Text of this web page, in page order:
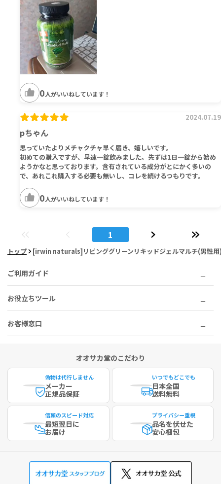
0人がいいねしています！
pちゃん
2024.07.19
思っていたよりメチャクチャ早く届き、嬉しいです。
初めての購入ですが、早速一錠飲みました。先ずは1日一錠から始め
ようかなと思っております。含有されている成分がとにかく多いの
で、あれこれ購入する必要も無いし、コレを続けるつもりです。
0人がいいねしています！
1
トップ [irwin naturals]リビンググリーンリキッドジェルマルチ(男性
ご利用ガイド
お役立ちツール
お客様窓口
オオサカ堂のこだわり
偽物は代行しません
メーカー
正規品保証
いつでもどこでも
日本全国
送料無料
信頼のスピード対応
最短翌日に
お届け
プライバシー重視
品名を伏せた
安心梱包